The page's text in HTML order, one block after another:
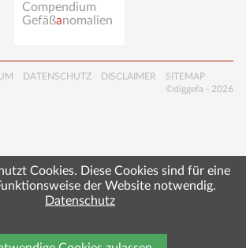
2026
Compendium
Gefäßanomalien
DATENSCHUTZ DISCLAIMER
SITEMAP
©diggefa - 2026
Cookies. Diese Cookies sind für eine
der Website notwendig.
Datenschutz